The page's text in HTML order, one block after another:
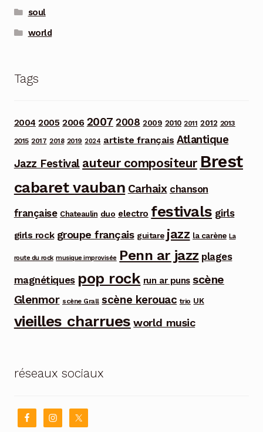
soul
world
Tags
2004 2005 2006 2007 2008 2009 2010 2011 2012 2013
2015 2017 2018 2019 2024 artiste français Atlantique
Jazz Festival auteur compositeur Brest
cabaret vauban Carhaix chanson
française Chateaulin duo electro festivals girls
girls rock groupe français guitare jazz la carène La
route du rock musique improvisée Penn ar jazz plages
magnétiques pop rock run ar puns scène
Glenmor scène Grall scène kerouac trio UK
vieilles charrues world music
réseaux sociaux